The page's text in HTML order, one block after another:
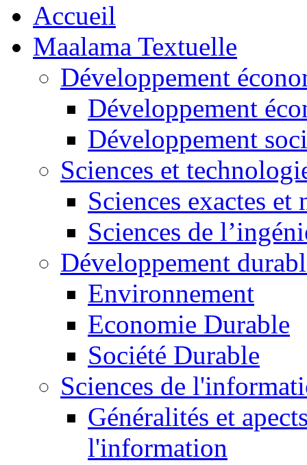
Accueil
Maalama Textuelle
Développement
Développement
Développement
Sciences et
Sciences exactes et
Sciences de
Développement
Environnement
Economie Durable
Société Durable
Sciences de
Généralités et
l'information